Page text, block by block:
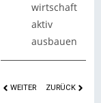
wirtschaft
aktiv
ausbauen
WEITER ZURÜCK